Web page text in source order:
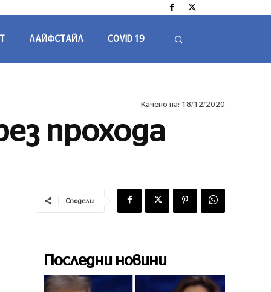
ЛАЙФСТАЙЛ COVID 19
Качено на: 18/12/2020
прохода
Сподели
Последни новини